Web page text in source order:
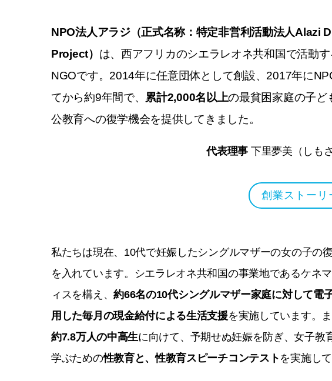
NPO法人アラジ（正式名称：特定非営利活動法人Alazi
Project） は、西アフリカのシエラレオネ共和国で活動
NGOです。2014年に任意団体として創設、2017年に
てから約9年間で、 累計2,000名以上の最貧困家庭の子ど
公教育への復学機会を提供してきました。
代表理事 下里夢美（しも
創業ストーリ
私たちは現在、10代で妊娠したシングルマザーの女の子の
を入れています。シエラレオネ共和国の事業地であるケネ
ィスを構え、約66名の10代シングルマザー家庭に対して電
用した毎月の現金給付による生活支援を実施しています。ま
約7.8万人の中高生に向けて、予期せぬ妊娠を防ぎ、女子教
学ぶための性教育と、性教育スピーチコンテスト を実施して